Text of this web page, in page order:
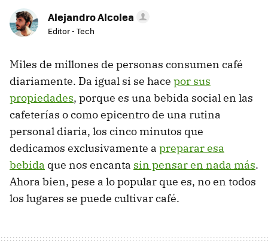
Alejandro Alcolea
Editor - Tech
Miles de millones de personas consumen café
diariamente. Da igual si se hace por sus
propiedades, porque es una bebida social en las
cafeterías o como epicentro de una rutina
personal diaria, los cinco minutos que
dedicamos exclusivamente a preparar esa
bebida que nos encanta sin pensar en nada más.
Ahora bien, pese a lo popular que es, no en todos
los lugares se puede cultivar café.